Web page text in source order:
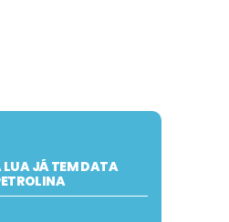
LUA JÁ TEM DATA